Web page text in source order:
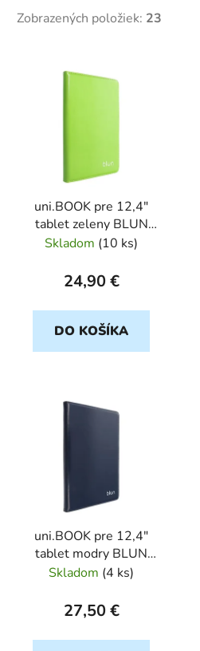
Zobrazených položiek: 23
uni.BOOK pre 12,4"
tablet zeleny BLUN
blister
Skladom (10 ks)
24,90 €
DO KOŠÍKA
uni.BOOK pre 12,4"
tablet modry BLUN
blister
Skladom (4 ks)
27,50 €